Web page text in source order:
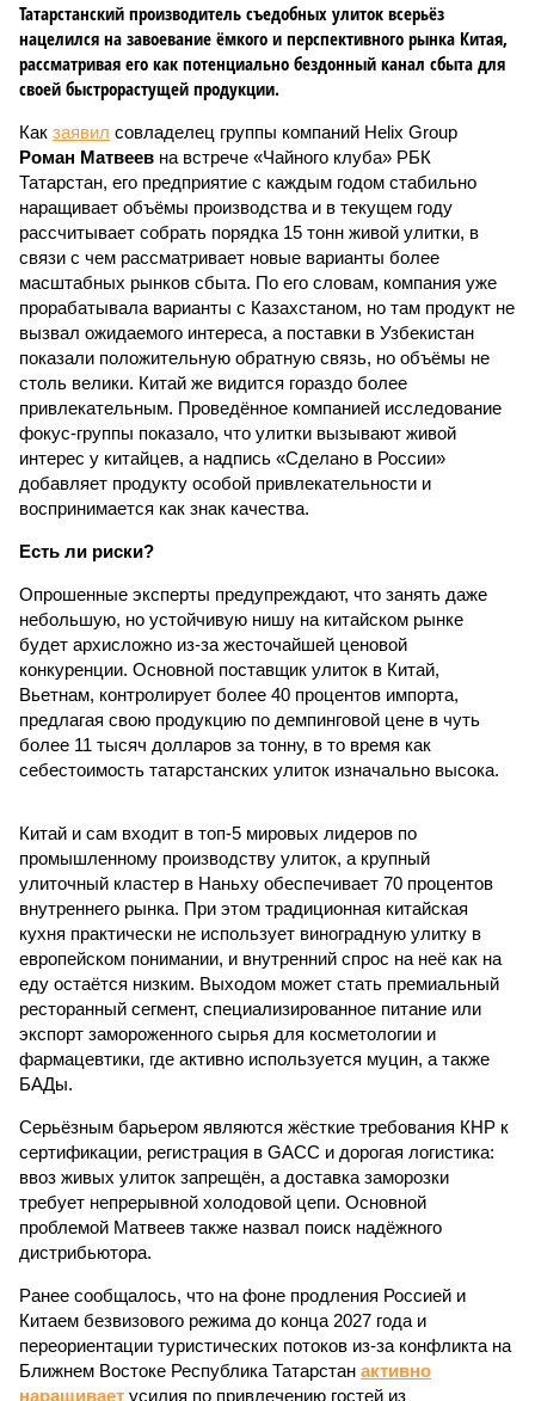
Татарстанский производитель съедобных улиток всерьёз
нацелился на завоевание ёмкого и перспективного рынка Китая,
рассматривая его как потенциально бездонный канал сбыта для
своей быстрорастущей продукции.
Как заявил совладелец группы компаний Helix Group
Роман Матвеев на встрече «Чайного клуба» РБК
Татарстан, его предприятие с каждым годом стабильно
наращивает объёмы производства и в текущем году
рассчитывает собрать порядка 15 тонн живой улитки, в
связи с чем рассматривает новые варианты более
масштабных рынков сбыта. По его словам, компания уже
прорабатывала варианты с Казахстаном, но там продукт не
вызвал ожидаемого интереса, а поставки в Узбекистан
показали положительную обратную связь, но объёмы не
столь велики. Китай же видится гораздо более
привлекательным. Проведённое компанией исследование
фокус-группы показало, что улитки вызывают живой
интерес у китайцев, а надпись «Сделано в России»
добавляет продукту особой привлекательности и
воспринимается как знак качества.
Есть ли риски?
Опрошенные эксперты предупреждают, что занять даже
небольшую, но устойчивую нишу на китайском рынке
будет архисложно из-за жесточайшей ценовой
конкуренции. Основной поставщик улиток в Китай,
Вьетнам, контролирует более 40 процентов импорта,
предлагая свою продукцию по демпинговой цене в чуть
более 11 тысяч долларов за тонну, в то время как
себестоимость татарстанских улиток изначально высока.
Китай и сам входит в топ-5 мировых лидеров по
промышленному производству улиток, а крупный
улиточный кластер в Наньху обеспечивает 70 процентов
внутреннего рынка. При этом традиционная китайская
кухня практически не использует виноградную улитку в
европейском понимании, и внутренний спрос на неё как на
еду остаётся низким. Выходом может стать премиальный
ресторанный сегмент, специализированное питание или
экспорт замороженного сырья для косметологии и
фармацевтики, где активно используется муцин, а также
БАДы.
Серьёзным барьером являются жёсткие требования КНР к
сертификации, регистрация в GACC и дорогая логистика:
ввоз живых улиток запрещён, а доставка заморозки
требует непрерывной холодовой цепи. Основной
проблемой Матвеев также назвал поиск надёжного
дистрибьютора.
Ранее сообщалось, что на фоне продления Россией и
Китаем безвизового режима до конца 2027 года и
переориентации туристических потоков из-за конфликта на
Ближнем Востоке Республика Татарстан активно
наращивает усилия по привлечению гостей из